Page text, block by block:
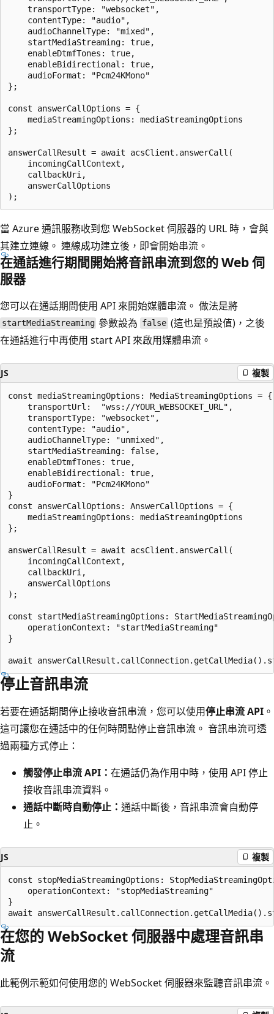
    transportType: "websocket",
    contentType: "audio",
    audioChannelType: "mixed",
    startMediaStreaming: true,
    enableDtmfTones: true,
    enableBidirectional: true,
    audioFormat: "Pcm24KMono"
};
const answerCallOptions = {
    mediaStreamingOptions: mediaStreamingOptions
};
answerCallResult = await acsClient.answerCall(
    incomingCallContext,
    callbackUri,
    answerCallOptions
當 Azure 通訊服務收到您 WebSocket 伺服器的 URL 時，會與
其建立連線。 連線成功建立後，即會開始串流。
在通話進行期間開始將音訊串流到您的 Web 伺
服器
您可以在通話期間使用 API 來開始媒體串流。 做法是將
startMediaStreaming 參數設為 false(這也是預設值)，之後
在通話進行中再使用 start API 來啟用媒體串流。
JS 複製
const mediaStreamingOptions: MediaStreamingOptions = {
}
const answerCallOptions: AnswerCallOptions = {
};
answerCallResult = await acsClient.answerCall(
);
const startMediaStreamingOptions:
}
停止音訊串流
若要在通話期間停止接收音訊串流，您可以使用停止串流 API 。
這可讓您在通話中的任何時間點停止音訊串流。 音訊串流可透
過兩種方式停止：
觸發停止串流 API： 在通話仍為作用中時，使用 API 停止
接收音訊串流資料。
通話中斷時自動停止： 通話中斷後，音訊串流會自動停
止。
JS 複製
const stopMediaStreamingOptions:
}
在您的 WebSocket 伺服器中處理音訊串
流
此範例示範如何使用您的 WebSocket 伺服器來監聽音訊串流。